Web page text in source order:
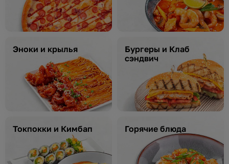
Эноки и крылья
Бургеры и Клаб
сэндвич
Токпокки и Кимбап Горячие блюда